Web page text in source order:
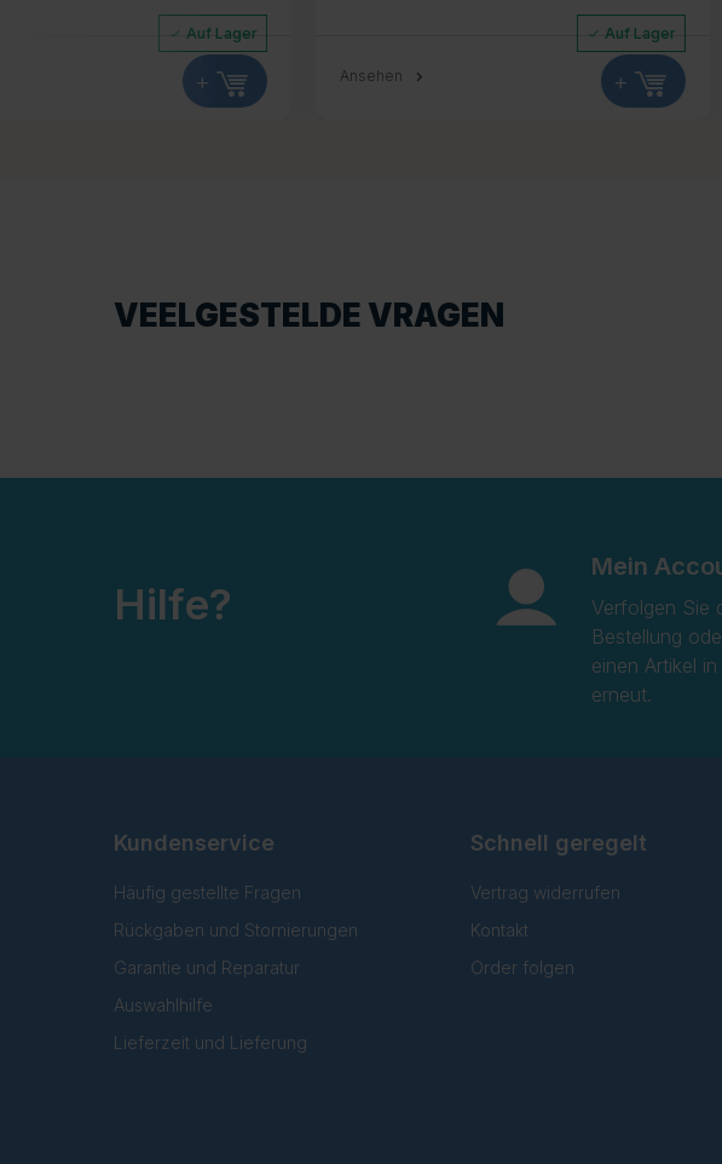
VEELGESTELDE VRAGEN
Hilfe?
Mein
Verfolgen Sie
Bestellung
einen Artikel
erneut.
Kundenservice
Häufig gestellte Fragen
Rückgaben und Stornierungen
Garantie und Reparatur
Auswahlhilfe
Lieferzeit und Lieferung
Schnell geregelt
Vertrag widerrufen
Kontakt
Order folgen